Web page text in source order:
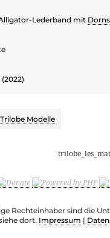
Lederband mit
Trilobe Modelle
Rechteinhaber sind die
dort. Impressum |